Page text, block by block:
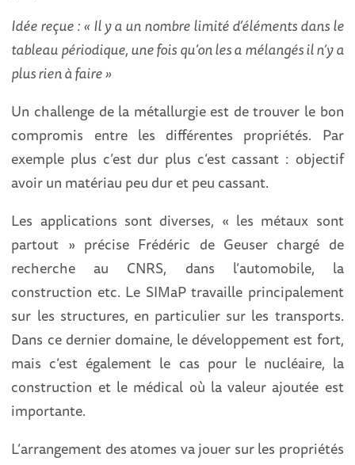
Idée reçue : « Il y a un nombre limité d’éléments dans le
tableau périodique, une fois qu’on les a mélangés il n’y a
plus rien à faire »
Un challenge de la métallurgie est de trouver le bon
compromis entre les différentes propriétés. Par
exemple plus c’est dur plus c’est cassant : objectif
avoir un matériau peu dur et peu cassant.
Les applications sont diverses, « les métaux sont
partout » précise Frédéric de Geuser chargé de
recherche au CNRS, dans l’automobile, la
construction etc. Le SIMaP travaille principalement
sur les structures, en particulier sur les transports.
Dans ce dernier domaine, le développement est fort,
mais c’est également le cas pour le nucléaire, la
construction et le médical où la valeur ajoutée est
importante.
L’arrangement des atomes va jouer sur les propriétés